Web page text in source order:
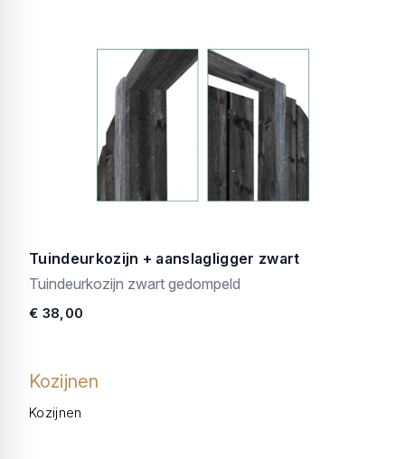
Tuindeurkozijn + aanslagligger zwart
Tuindeurkozijn zwart gedompeld
€ 38,00
Kozijnen
Kozijnen